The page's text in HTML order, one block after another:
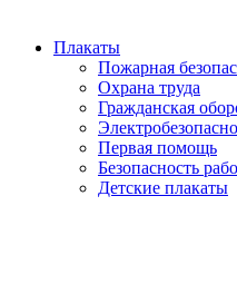
Плакаты
Пожарная
Охрана труда
Гражданская
Первая помощь
Безопасность
Детские плакаты